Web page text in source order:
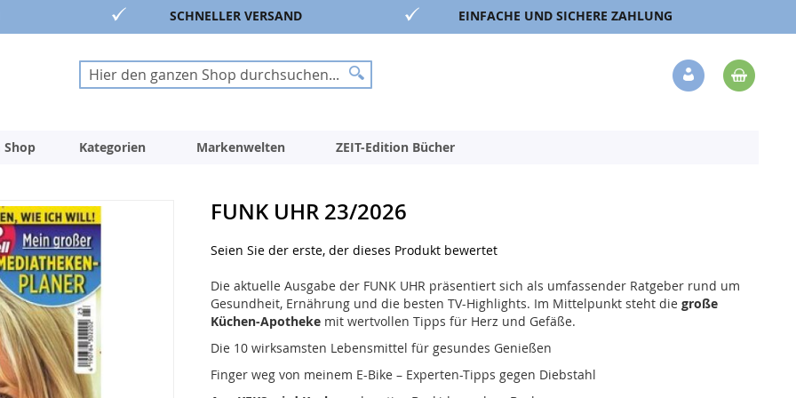
SCHNELLER VERSAND EINFACHE UND SICHERE ZAHLUNG
Suche
Suche
Veränderung
Shop Kategorien Markenwelten ZEIT-Edition Bücher
FUNK UHR 23/2026
Seien Sie der erste, der dieses Produkt bewertet
Die aktuelle Ausgabe der FUNK UHR präsentiert sich als umfassender Ratgeber rund um
Gesundheit, Ernährung und die besten TV-Highlights. Im Mittelpunkt steht die große
Küchen-Apothekemit wertvollen Tipps für Herz und Gefäße.
Die 10 wirksamsten Lebensmittel für gesundes Genießen
Finger weg von meinem E-Bike – Experten-Tipps gegen Diebstahl